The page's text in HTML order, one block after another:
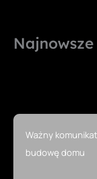
Ważny
budowę domu